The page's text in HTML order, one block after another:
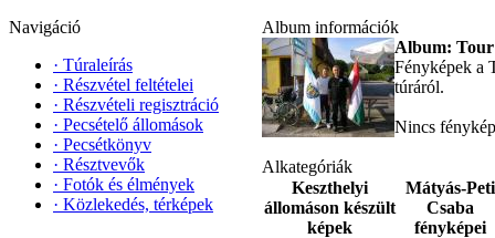
Navigáció
· Túraleírás
· Részvétel feltételei
· Részvételi regisztráció
· Pecsételő állomások
· Pecsétkönyv
· Résztvevők
· Fotók és élmények
· Közlekedés, térképek
Album információk
Album: Tour
Fényképek a
túráról.
Nincs
Alkategóriák
Keszthelyi
állomáson készült
képek
Mátyás-Peti
Csaba
fényképei